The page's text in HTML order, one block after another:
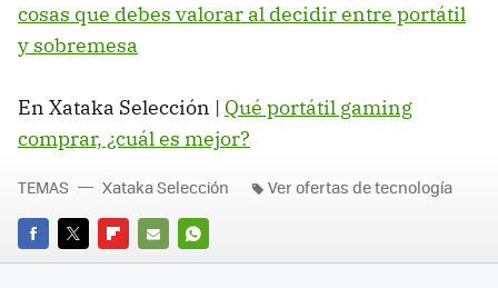
cosas que debes valorar al decidir entre portátil
y sobremesa
En Xataka Selección | Qué portátil gaming
comprar, ¿cuál es mejor?
FACEBOOK
TWITTERFLIPBOARD
E-
WHATSAPP
TEMAS Xataka Selección Ver ofertas de tecnología